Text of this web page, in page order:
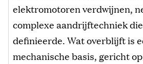
elektromotoren verdwijnen,
complexe aandrijftechniek
definieerde. Wat overblijft is
mechanische basis, gericht